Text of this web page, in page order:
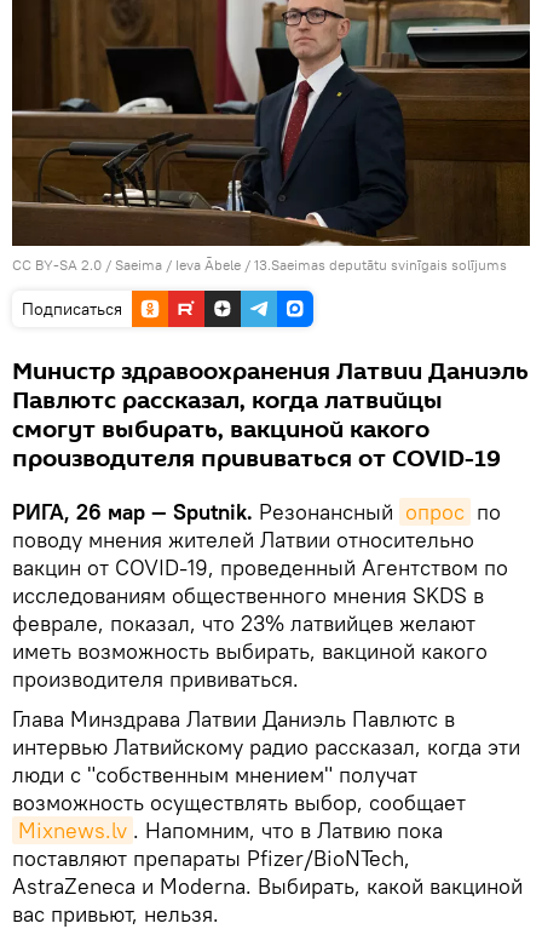
CC BY-SA 2.0 / Saeima / Ieva Ābele / 13.Saeimas deputātu svinīgais solījums
Подписаться
Министр здравоохранения Латвии Даниэль
Павлютс рассказал, когда латвийцы
смогут выбирать, вакциной какого
производителя прививаться от COVID-19
РИГА, 26 мар — Sputnik. Резонансный опрос по
поводу мнения жителей Латвии относительно
вакцин от COVID-19, проведенный Агентством по
исследованиям общественного мнения SKDS в
феврале, показал, что 23% латвийцев желают
иметь возможность выбирать, вакциной какого
производителя прививаться.
Глава Минздрава Латвии Даниэль Павлютс в
интервью Латвийскому радио рассказал, когда эти
люди с "собственным мнением" получат
возможность осуществлять выбор, сообщает
Mixnews.lv . Напомним, что в Латвию пока
поставляют препараты Pfizer/BioNTech,
AstraZeneca и Moderna. Выбирать, какой вакциной
вас привьют, нельзя.